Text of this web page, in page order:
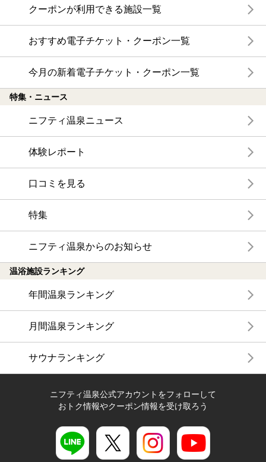
クーポンが利用できる施設一覧
おすすめ電子チケット・クーポン一覧
今月の新着電子チケット・クーポン一覧
特集・ニュース
ニフティ温泉ニュース
体験レポート
口コミを見る
特集
ニフティ温泉からのお知らせ
温浴施設ランキング
年間温泉ランキング
月間温泉ランキング
サウナランキング
ニフティ温泉公式アカウントをフォローして
おトク情報やクーポン情報を受け取ろう